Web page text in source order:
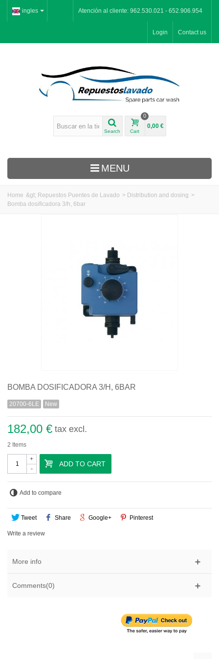
Atención al cliente: 962.530.021 - 652.906.954
ingles
Contact us
Login
Search Cart
0
0,00 €
MENU
Inicio
Home &gt; Repuestos Puentes de Lavado > Distribution and dosing >
Bomba dosificadora 3/h, 6bar
BOMBA DOSIFICADORA 3/H, 6BAR
20700-6LE New
182,00 € tax excl.
2 Items
-
+
ADD TO CART
Add to compare
Tweet Share Google+ Pinterest
Write a review
More info
Comments(0)